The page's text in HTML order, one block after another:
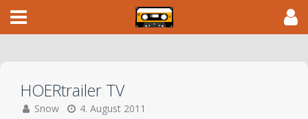
HOERtrailer TV
Snow 4. August 2011